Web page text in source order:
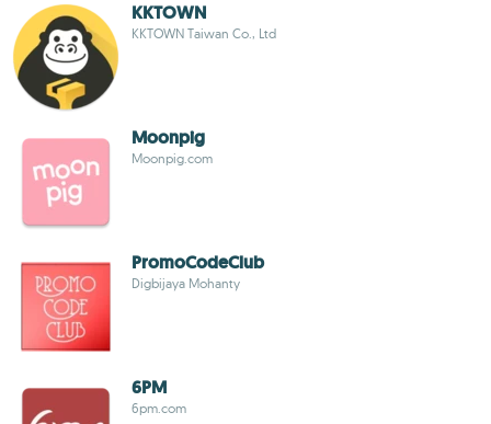
KKTOWN
KKTOWN Taiwan Co., Ltd
Moonpig
Moonpig.com
PromoCodeClub
Digbijaya Mohanty
6PM
6pm.com